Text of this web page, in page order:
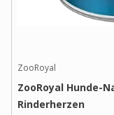
ZooRoyal
ZooRoyal Hunde-
Rinderherzen